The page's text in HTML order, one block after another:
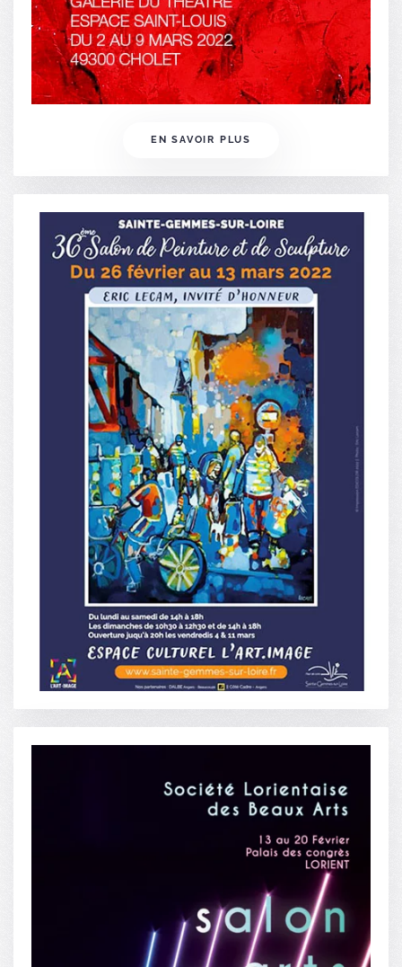
EN SAVOIR PLUS